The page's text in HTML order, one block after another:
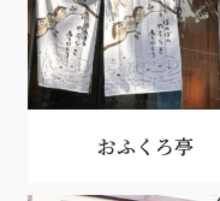
おふくろ亭